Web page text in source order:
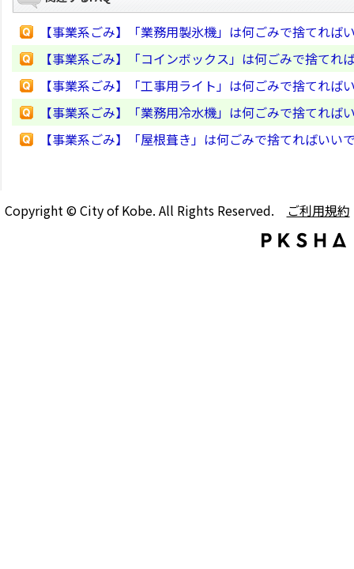
【事業系ごみ】「業務用製氷機」は何ごみで捨てれば
【事業系ごみ】「コインボックス」は何ごみで捨てれ
【事業系ごみ】「工事用ライト」は何ごみで捨てれば
【事業系ごみ】「業務用冷水機」は何ごみで捨てれば
【事業系ごみ】「屋根葺き」は何ごみで捨てればいい
Copyright © City of Kobe. All Rights Reserved. ご利用規約